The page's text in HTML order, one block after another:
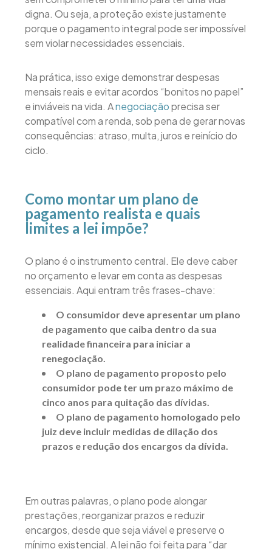
digna. Ou seja, a proteção existe justamente
porque o pagamento integral pode ser impossível
sem violar necessidades essenciais.
Na prática, isso exige demonstrar despesas
mensais reais e evitar acordos “bonitos no papel”
e inviáveis na vida. Anegociaçãoprecisa ser
compatível com a renda, sob pena de gerar novas
consequências: atraso, multa, juros e reinício do
ciclo.
Como montar um plano de
pagamento realista e quais
limites a lei impõe?
O plano é o instrumento central. Ele deve caber
no orçamento e levar em conta as despesas
essenciais. Aqui entram três frases-chave:
O consumidor deve apresentar um plano
de pagamento que caiba dentro da sua
realidade financeira para iniciar a
renegociação.
O plano de pagamento proposto pelo
consumidor pode ter um prazo máximo de
cinco anos para quitação das dívidas.
O plano de pagamento homologado pelo
juiz deve incluir medidas de dilação dos
prazos e redução dos encargos da dívida.
Em outras palavras, o plano pode alongar
prestações, reorganizar prazos e reduzir
encargos, desde que seja viável e preserve o
mínimo existencial. A lei não foi feita para “dar